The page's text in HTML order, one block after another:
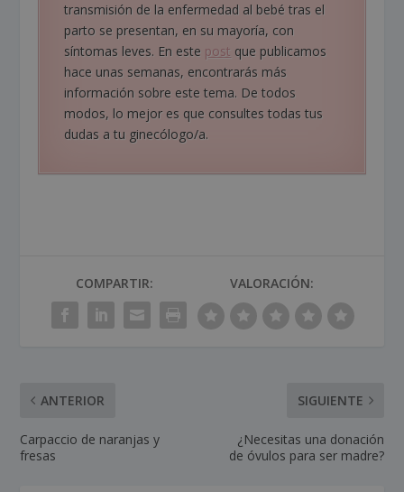
transmisión de la enfermedad al bebé tras el
parto se presentan, en su mayoría, con
síntomas leves. En este post que publicamos
hace unas semanas, encontrarás más
información sobre este tema. De todos
modos, lo mejor es que consultes todas tus
dudas a tu ginecólogo/a.
COMPARTIR: VALORACIÓN:
ANTERIOR
Carpaccio de naranjas y
fresas
SIGUIENTE
¿Necesitas una donación
de óvulos para ser madre?